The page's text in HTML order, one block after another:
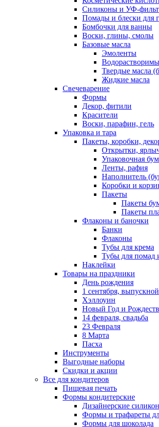
Силиконы и УФ-
Помады и блески для
Бомбочки для ванны
Воски, глины, смолы
Базовые масла
Эмоленты
Твердые масла
Жидкие масла
Свечеварение
Формы
Декор, фитили
Красители
Воски, парафин, гель
Упаковка и тара
Пакеты, коробки,
Открытки,
Упаковочная
Ленты, рафия
Наполнитель
Коробки и
Пакеты
Пакеты
Пакеты
Флаконы и баночки
Банки
Флаконы
Тубы для крема
Тубы для помад
Наклейки
Товары на праздники
День рождения
1 сентября, выпускной
Хэллоуин
Новый Год и
14 февраля, свадьба
23 Февраля
8 Марта
Пасха
Инструменты
Выгодные наборы
Скидки и акции
Все для кондитеров
Пищевая печать
Формы кондитерские
Дизайнерские
Формы и трафареты
Формы для шоколада